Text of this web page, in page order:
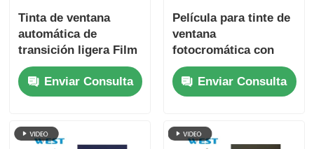
Tinta de ventana
automática de
transición ligera Film
de tintura
fotocromático de
ajuste de luz
Enviar Consulta
Película para tinte de
ventana
fotocromática con
ajuste de luz
inteligente,
aislamiento térmico y
Enviar Consulta